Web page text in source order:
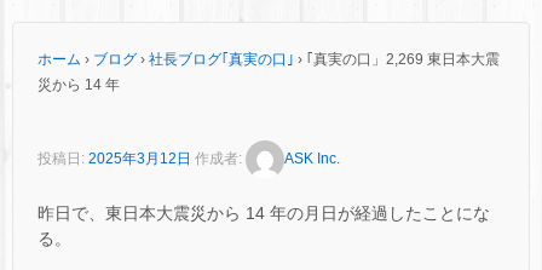
ホーム › ブログ › 社長ブログ｢真実の口｣ › ｢真実の口」2,269 東日本大震
災から 14 年
投稿日: 2025年3月12日 作成者: ASK Inc.
昨日で、東日本大震災から 14 年の月日が経過したことにな
る。